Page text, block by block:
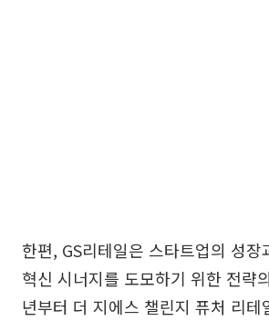
한편, GS리테일은 스타트업의 성장
혁신 시너지를 도모하기 위한 전략
년부터 더 지에스 챌린지 퓨처 리테